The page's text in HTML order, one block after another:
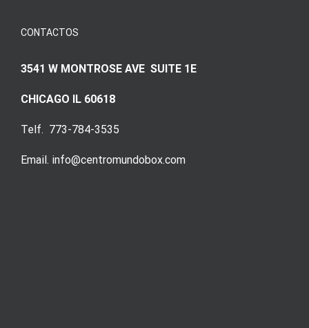
CONTACTOS
3541 W MONTROSE AVE SUITE 1E
CHICAGO IL 60618
Telf. 773-784-3535
Email. info@centromundobox.com